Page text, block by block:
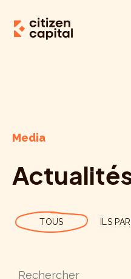
Media
TOUS ILS